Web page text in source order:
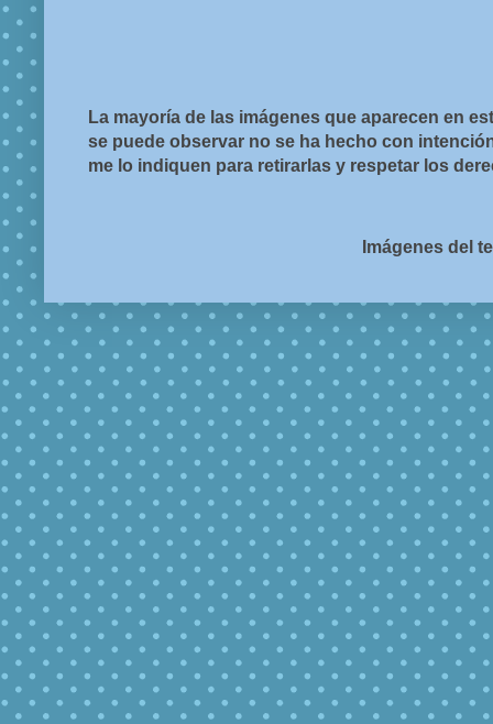
La mayoría de las imágenes que aparecen en
se puede observar no se ha hecho con
me lo indiquen para retirarlas y respetar los
Imágenes del